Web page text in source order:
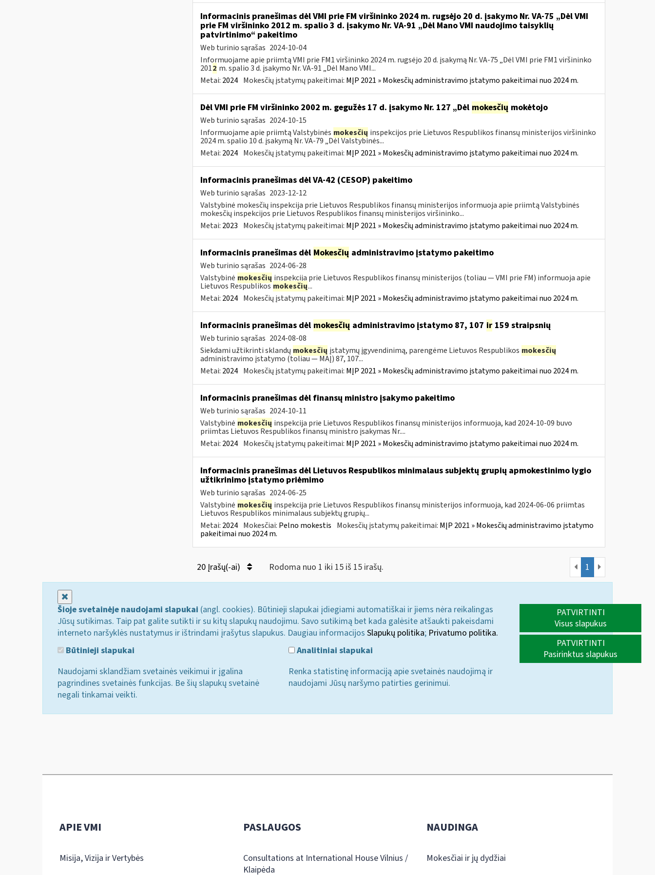
Informacinis pranešimas dėl VMI prie FM viršininko 2024 m. rugsėjo 20 d. įsakymo Nr. VA-75 „Dėl VMI
prie FM viršininko 2012 m. spalio 3 d. įsakymo Nr. VA-91 „Dėl Mano VMI naudojimo taisyklių
patvirtinimo“ pakeitimo
Web turinio sąrašas 2024-10-04
Informuojame apie priimtą VMI prie FM1 viršininko 2024 m. rugsėjo 20 d. įsakymą Nr. VA-75 „Dėl VMI prie FM1 viršininko
2012 m. spalio 3 d. įsakymo Nr. VA-91 „Dėl Mano VMI...
Metai: 2024 Mokesčių įstatymų pakeitimai: MĮP 2021 » Mokesčių administravimo įstatymo pakeitimai nuo 2024 m.
Dėl VMI prie FM viršininko 2002 m. gegužės 17 d. įsakymo Nr. 127 „Dėl mokesčių mokėtojo
Web turinio sąrašas 2024-10-15
Informuojame apie priimtą Valstybinės mokesčių inspekcijos prie Lietuvos Respublikos finansų ministerijos viršininko
2024 m. spalio 10 d. įsakymą Nr. VA-79 „Dėl Valstybinės...
Metai: 2024 Mokesčių įstatymų pakeitimai: MĮP 2021 » Mokesčių administravimo įstatymo pakeitimai nuo 2024 m.
Informacinis pranešimas dėl VA-42 (CESOP) pakeitimo
Web turinio sąrašas 2023-12-12
Valstybinė mokesčių inspekcija prie Lietuvos Respublikos finansų ministerijos informuoja apie priimtą Valstybinės
mokesčių inspekcijos prie Lietuvos Respublikos finansų ministerijos viršininko...
Metai: 2023 Mokesčių įstatymų pakeitimai: MĮP 2021 » Mokesčių administravimo įstatymo pakeitimai nuo 2024 m.
Informacinis pranešimas dėl Mokesčių administravimo įstatymo pakeitimo
Web turinio sąrašas 2024-06-28
Valstybinė mokesčių inspekcija prie Lietuvos Respublikos finansų ministerijos (toliau — VMI prie FM) informuoja apie
Lietuvos Respublikosmokesčių...
Metai: 2024 Mokesčių įstatymų pakeitimai: MĮP 2021 » Mokesčių administravimo įstatymo pakeitimai nuo 2024 m.
Informacinis pranešimas dėl mokesčių administravimo įstatymo 87, 107 ir159 straipsnių
Web turinio sąrašas 2024-08-08
Siekdami užtikrinti sklandų mokesčių įstatymų įgyvendinimą, parengėme Lietuvos Respublikos mokesčių
administravimo įstatymo (toliau — MAĮ) 87, 107...
Metai: 2024 Mokesčių įstatymų pakeitimai: MĮP 2021 » Mokesčių administravimo įstatymo pakeitimai nuo 2024 m.
Informacinis pranešimas dėl finansų ministro įsakymo pakeitimo
Web turinio sąrašas 2024-10-11
Valstybinė mokesčių inspekcija prie Lietuvos Respublikos finansų ministerijos informuoja, kad 2024-10-09 buvo
priimtas Lietuvos Respublikos finansų ministro įsakymas Nr....
Metai: 2024 Mokesčių įstatymų pakeitimai: MĮP 2021 » Mokesčių administravimo įstatymo pakeitimai nuo 2024 m.
Informacinis pranešimas dėl Lietuvos Respublikos minimalaus subjektų grupių apmokestinimo lygio
užtikrinimo įstatymo priėmimo
Web turinio sąrašas 2024-06-25
Valstybinė mokesčių inspekcija prie Lietuvos Respublikos finansų ministerijos informuoja, kad 2024-06-06 priimtas
Lietuvos Respublikos minimalaus subjektų grupių...
Metai: 2024 Mokesčiai: Pelno mokestis Mokesčių įstatymų pakeitimai: MĮP 2021 » Mokesčių administravimo įstatymo
pakeitimai nuo 2024 m.
20 Įrašų(-ai) Rodoma nuo 1 iki 15 iš 15 irašų. 1
Šioje svetainėje naudojami slapukai (angl. cookies). Būtinieji slapukai įdiegiami automatiškai ir jiems nėra reikalingas
Jūsų sutikimas. Taip pat galite sutikti ir su kitų slapukų naudojimu. Savo sutikimą bet kada galėsite atšaukti pakeisdami
interneto naršyklės nustatymus ir ištrindami įrašytus slapukus. Daugiau informacijos Slapukų politika; Privatumo politika.
Būtinieji slapukai
Naudojami sklandžiam svetainės veikimui ir įgalina
pagrindines svetainės funkcijas. Be šių slapukų svetainė
negali tinkamai veikti.
Analitiniai slapukai
Renka statistinę informaciją apie svetainės naudojimą ir
naudojami Jūsų naršymo patirties gerinimui.
PATVIRTINTI
Visus slapukus
PATVIRTINTI
Pasirinktus slapukus
APIE VMI
Misija, Vizija ir Vertybės
PASLAUGOS
Consultations at International House Vilnius /
Klaipėda
NAUDINGA
Mokesčiai ir jų dydžiai